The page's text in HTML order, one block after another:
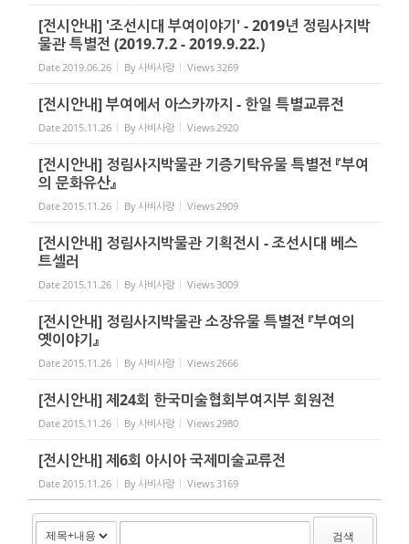
[전시안내] '조선시대 부여이야기' - 2019년 정림사지박
물관 특별전 (2019.7.2 - 2019.9.22.)
Date2019.06.26 By사비사랑 Views3269
[전시안내] 부여에서 아스카까지 - 한일 특별교류전
Date2015.11.26 By사비사랑 Views2920
[전시안내] 정림사지박물관 기증기탁유물 특별전 『부여
의 문화유산』
Date2015.11.26 By사비사랑 Views2909
[전시안내] 정림사지박물관 기획전시 - 조선시대 베스
트셀러
Date2015.11.26 By사비사랑 Views3009
[전시안내] 정림사지박물관 소장유물 특별전 『부여의
옛이야기』
Date2015.11.26 By사비사랑 Views2666
[전시안내] 제24회 한국미술협회부여지부 회원전
Date2015.11.26 By사비사랑 Views2980
[전시안내] 제6회 아시아 국제미술교류전
Date2015.11.26 By사비사랑 Views3169
검색